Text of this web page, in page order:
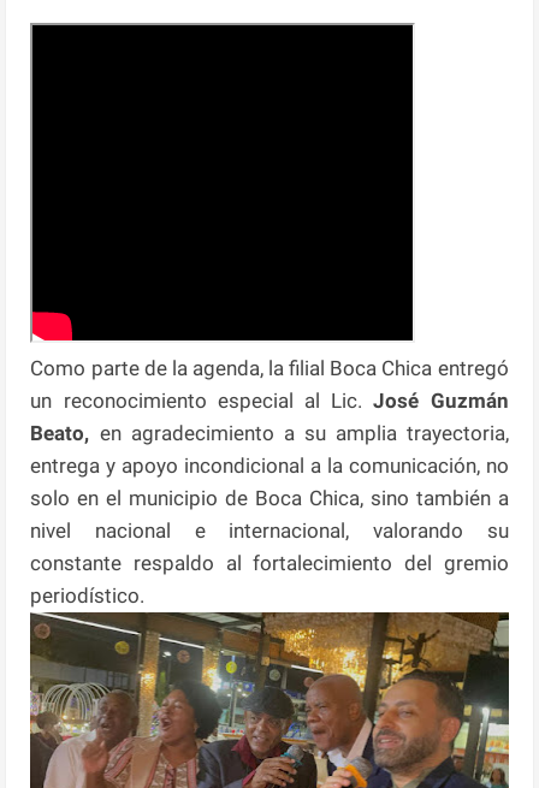
Como parte de la agenda, la filial Boca Chica entregó
un reconocimiento especial al Lic. José Guzmán
Beato, en agradecimiento a su amplia trayectoria,
entrega y apoyo incondicional a la comunicación, no
solo en el municipio de Boca Chica, sino también a
nivel nacional e internacional, valorando su
constante respaldo al fortalecimiento del gremio
periodístico.